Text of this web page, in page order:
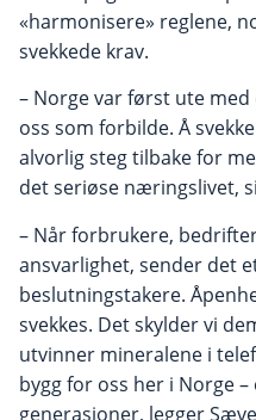
«harmonisere» reglene,
svekkede krav.
– Norge var først ute
oss som forbilde. Å
alvorlig steg tilbake for
det seriøse næringslivet,
– Når forbrukere,
ansvarlighet, sender det
beslutningstakere.
svekkes. Det skylder vi
utvinner mineralene i
bygg for oss her i Norge
generasjoner, legger